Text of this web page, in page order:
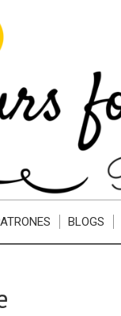
BLOGS